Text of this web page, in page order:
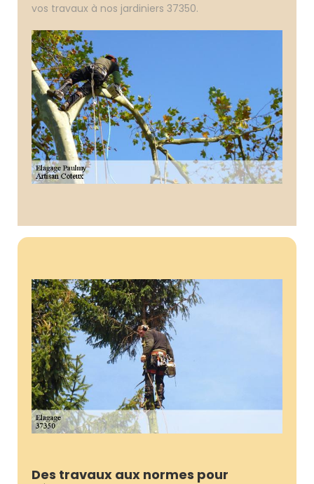
vos travaux à nos jardiniers 37350.
Des travaux aux normes pour